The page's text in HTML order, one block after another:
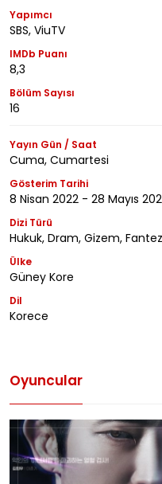
Yapımcı
SBS, ViuTV
IMDb Puanı
8,3
Bölüm Sayısı
16
Yayın Gün / Saat
Cuma, Cumartesi
Gösterim Tarihi
8 Nisan 2022 - 28 Mayıs
Dizi Türü
Hukuk, Dram, Gizem,
Ülke
Güney Kore
Dil
Korece
Oyuncular